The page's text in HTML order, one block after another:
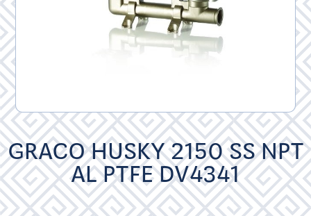
GRACO HUSKY 2150 SS NPT
AL PTFE DV4341